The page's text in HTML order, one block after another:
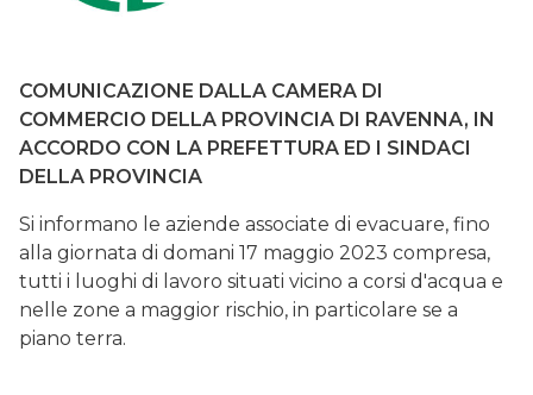
COMUNICAZIONE DALLA CAMERA DI
COMMERCIO DELLA PROVINCIA DI RAVENNA, IN
ACCORDO CON LA PREFETTURA ED I SINDACI
DELLA PROVINCIA
Si informano le aziende associate di evacuare, fino
alla giornata di domani 17 maggio 2023 compresa,
tutti i luoghi di lavoro situati vicino a corsi d'acqua e
nelle zone a maggior rischio, in particolare se a
piano terra.